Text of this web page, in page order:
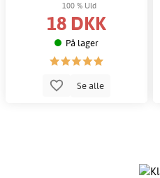
100 % Uld
18 DKK
På lager
Se alle